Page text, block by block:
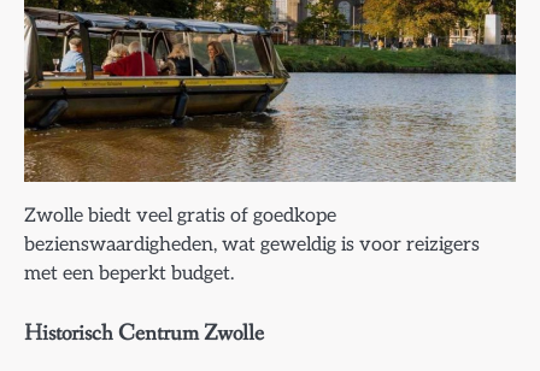
Zwolle biedt veel gratis of goedkope
bezienswaardigheden, wat geweldig is voor reizigers
met een beperkt budget.
Historisch Centrum Zwolle